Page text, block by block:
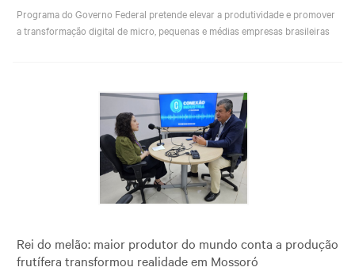
Programa do Governo Federal pretende elevar a produtividade e promover
a transformação digital de micro, pequenas e médias empresas brasileiras
Rei do melão: maior produtor do mundo conta a produção
frutífera transformou realidade em Mossoró